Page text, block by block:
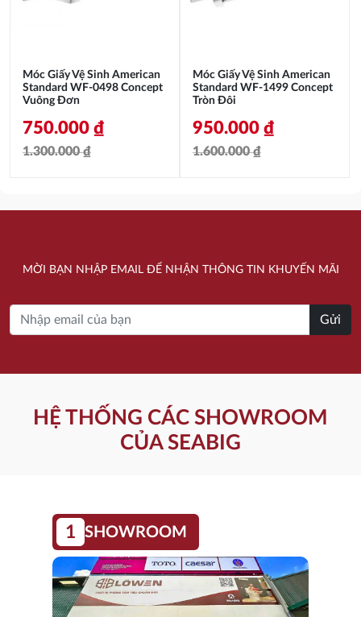
Móc Giấy Vệ Sinh American
Standard WF-0498 Concept
Vuông Đơn
1.300.000₫
750.000 ₫
750.000 ₫.
Móc Giấy Vệ Sinh American
Standard WF-1499 Concept
Tròn Đôi
1.600.000₫
950.000 ₫
950.000 ₫.
MỜI BẠN NHẬP EMAIL ĐỂ NHẬN THÔNG TIN KHUYẾN MÃI
Gửi
HỆ THỐNG CÁC SHOWROOM
CỦA SEABIG
1 SHOWROOM